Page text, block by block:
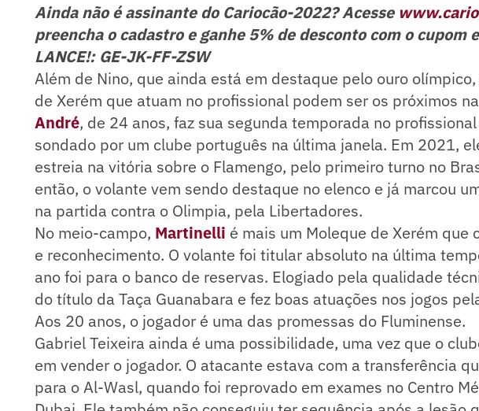
Ainda não é assinante do Cariocão-2022? Acesse
preencha o cadastro e ganhe 5% de desconto com o cupom
LANCE!: GE-JK-FF-ZSW
Além de Nino, que ainda está em destaque pelo ouro
de Xerém que atuam no profissional podem ser os próximos
André, de 24 anos, faz sua segunda temporada no
sondado por um clube português na última janela. Em 2021,
estreia na vitória sobre o Flamengo, pelo primeiro turno no
então, o volante vem sendo destaque no elenco e já marcou
na partida contra o Olimpia, pela Libertadores.
No meio-campo, Martinelli é mais um Moleque de Xerém que
e reconhecimento. O volante foi titular absoluto na última
ano foi para o banco de reservas. Elogiado pela qualidade
do título da Taça Guanabara e fez boas atuações nos jogos
Aos 20 anos, o jogador é uma das promessas do Fluminense.
Gabriel Teixeira ainda é uma possibilidade, uma vez que o
em vender o jogador. O atacante estava com a transferência
para o Al-Wasl, quando foi reprovado em exames no Centro